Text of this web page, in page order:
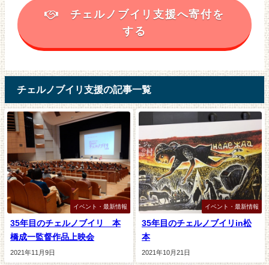
チェルノブイリ支援へ寄付を
する
チェルノブイリ支援の記事一覧
イベント・最新情報
35年目のチェルノブイリ 本
橋成一監督作品上映会
2021年11月9日
イベント・最新情報
35年目のチェルノブイリin松
本
2021年10月21日